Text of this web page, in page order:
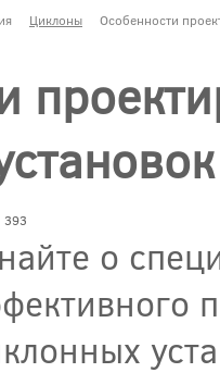
Циклоны Особенности
393
о